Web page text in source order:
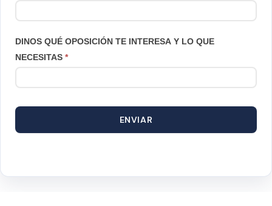
DINOS QUÉ OPOSICIÓN TE INTERESA Y LO QUE
NECESITAS *
ENVIAR